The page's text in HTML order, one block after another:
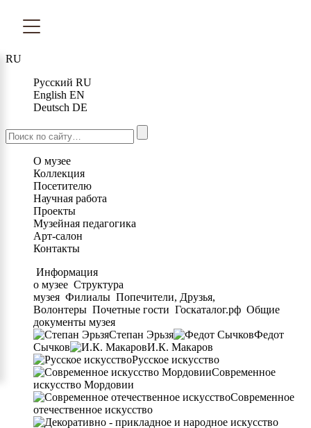
RU
Русский RU
English EN
Deutsch DE
О музее
Коллекция
Посетителю
Научная работа
Проекты
Музейная педагогика
Арт-салон
Контакты
Информация
о музее Структура
музея Филиалы Попечители, Друзья,
Волонтеры Почетные гости Госкаталог.рф Общие
документы музея
Степан Эрьзя
Федот
Сычков
И.К. Макаров
Русское искусство
Современное
искусство Мордовии
Современное
отечественное искусство